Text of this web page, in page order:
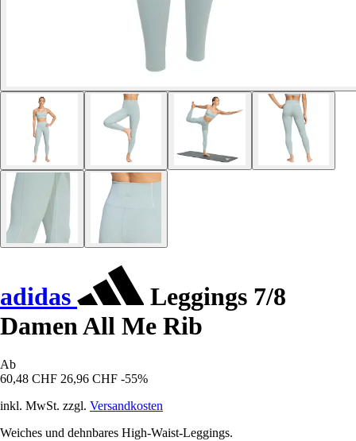
adidas
Leggings 7/8
Damen All Me Rib
Ab
60,48 CHF 26,96 CHF -55%
inkl. MwSt. zzgl. Versandkosten
Weiches und dehnbares High-Waist-Leggings.